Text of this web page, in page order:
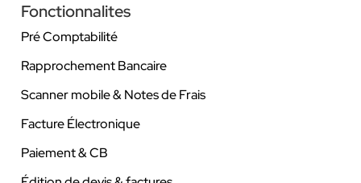
Fonctionnalites
Pré Comptabilité
Rapprochement Bancaire
Scanner mobile & Notes de Frais
Facture Électronique
Paiement & CB